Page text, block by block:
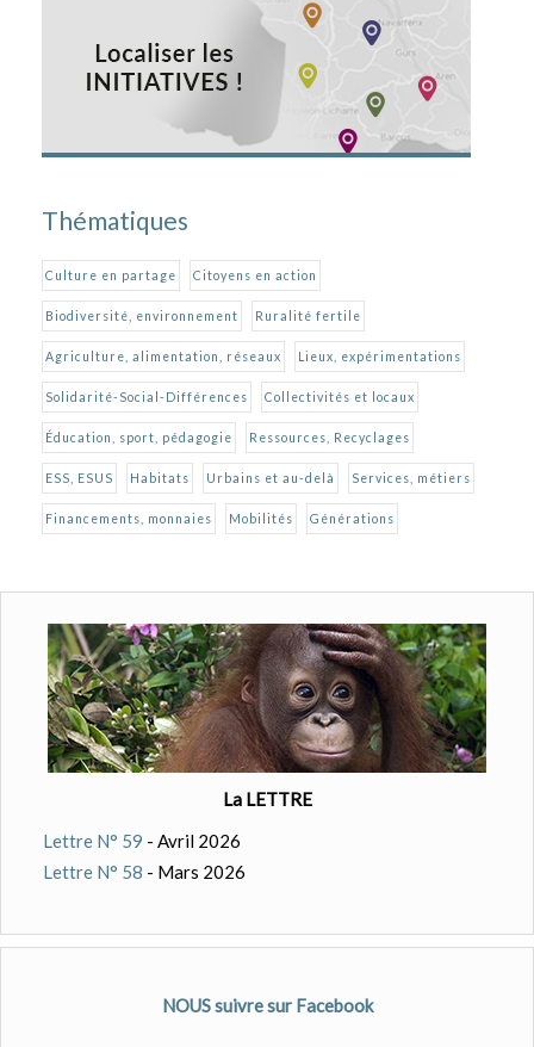
Thématiques
Culture en partage Citoyens en action
Biodiversité, environnement Ruralité fertile
Agriculture, alimentation, réseaux Lieux, expérimentations
Solidarité-Social-Différences Collectivités et locaux
Éducation, sport, pédagogie Ressources, Recyclages
ESS, ESUS Habitats Urbains et au-delà Services, métiers
Financements, monnaies Mobilités Générations
La LETTRE
Lettre N° 59 - Avril 2026
Lettre N° 58 - Mars 2026
NOUS suivre sur Facebook